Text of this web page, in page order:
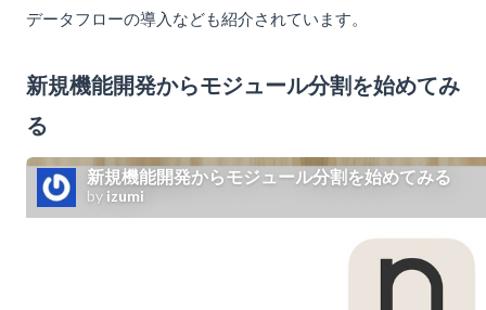
データフローの導入なども紹介されています。
新規機能開発からモジュール分割を始めてみ
る